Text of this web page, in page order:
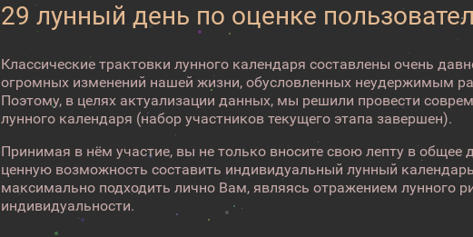
29 лунный день по оценке
Классические трактовки лунного календаря составлены очень
огромных изменений нашей жизни, обусловленных неудержимым
Поэтому, в целях актуализации данных, мы решили провести
лунного календаря (набор участников текущего этапа завершен).
Принимая в нём участие, вы не только вносите свою лепту в общее
ценную возможность составить индивидуальный лунный
максимально подходить лично Вам, являясь отражением лунного
индивидуальности.